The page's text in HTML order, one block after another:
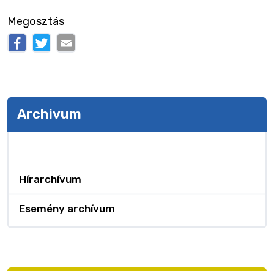
Megosztás
Archivum
Hírarchívum
Esemény archívum